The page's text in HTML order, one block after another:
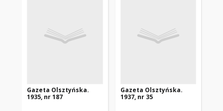
Gazeta Olsztyńska.
1935, nr 187
Gazeta Olsztyńska.
1937, nr 35